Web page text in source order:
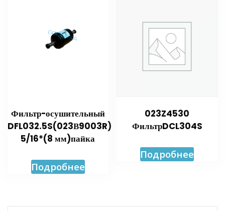
Фильтр-осушительный
DFL032.5S(023В9003R)
5/16*(8 мм)пайка
Подробнее
023Z4530
ФильтрDCL304S
Подробнее